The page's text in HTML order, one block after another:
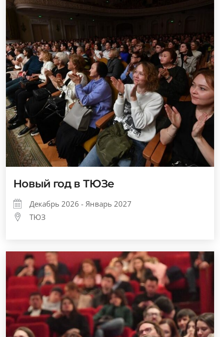
Новый год в ТЮЗе
Декабрь 2026 - Январь 2027
ТЮЗ